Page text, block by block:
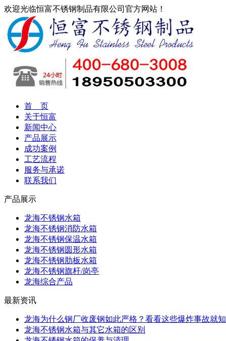
欢迎光临恒富不锈钢制品有限公司官方网站！
首 页
关于恒富
新闻中心
产品展示
成功案例
工艺流程
服务与承诺
联系我们
产品展示
龙海不锈钢水箱
龙海不锈钢消防水箱
龙海不锈钢保温水箱
龙海不锈钢圆形水箱
龙海不锈钢肋板水箱
龙海不锈钢旗杆/岗亭
龙海综合产品
最新资讯
龙海为什么钢厂收废钢如此严格？看看这些爆炸事故就
龙海不锈钢水箱与其它水箱的区别